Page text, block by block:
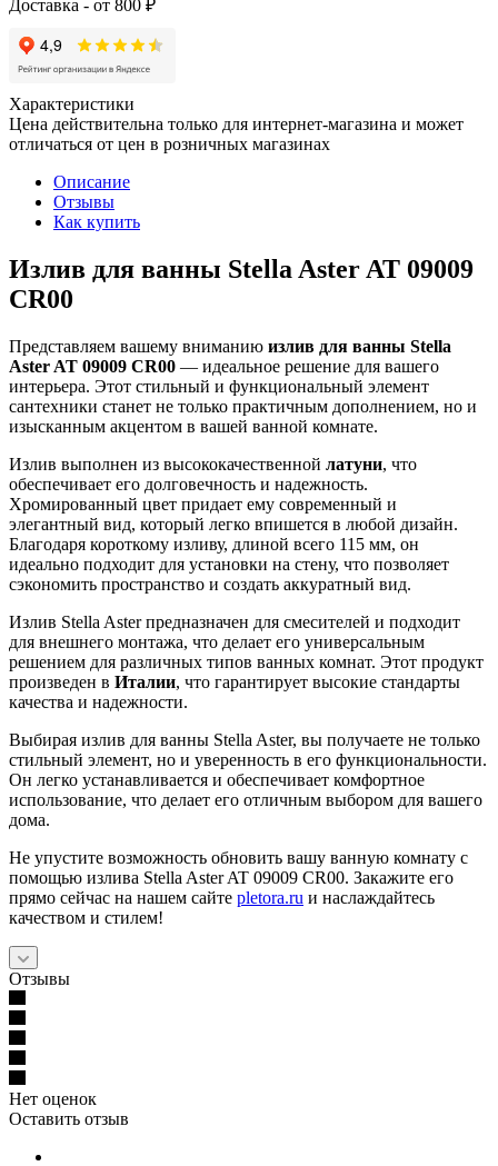
Доставка - от 800 ₽
Характеристики
Цена действительна только для интернет-магазина и может
отличаться от цен в розничных магазинах
Описание
Отзывы
Как купить
Излив для ванны Stella Aster AT 09009
CR00
Представляем вашему вниманию излив для ванны Stella
Aster AT 09009 CR00 — идеальное решение для вашего
интерьера. Этот стильный и функциональный элемент
сантехники станет не только практичным дополнением, но и
изысканным акцентом в вашей ванной комнате.
Излив выполнен из высококачественной латуни, что
обеспечивает его долговечность и надежность.
Хромированный цвет придает ему современный и
элегантный вид, который легко впишется в любой дизайн.
Благодаря короткому изливу, длиной всего 115 мм, он
идеально подходит для установки на стену, что позволяет
сэкономить пространство и создать аккуратный вид.
Излив Stella Aster предназначен для смесителей и подходит
для внешнего монтажа, что делает его универсальным
решением для различных типов ванных комнат. Этот продукт
произведен в Италии, что гарантирует высокие стандарты
качества и надежности.
Выбирая излив для ванны Stella Aster, вы получаете не только
стильный элемент, но и уверенность в его функциональности.
Он легко устанавливается и обеспечивает комфортное
использование, что делает его отличным выбором для вашего
дома.
Не упустите возможность обновить вашу ванную комнату с
помощью излива Stella Aster AT 09009 CR00. Закажите его
прямо сейчас на нашем сайте pletora.ru и наслаждайтесь
качеством и стилем!
Отзывы
Нет оценок
Оставить отзыв